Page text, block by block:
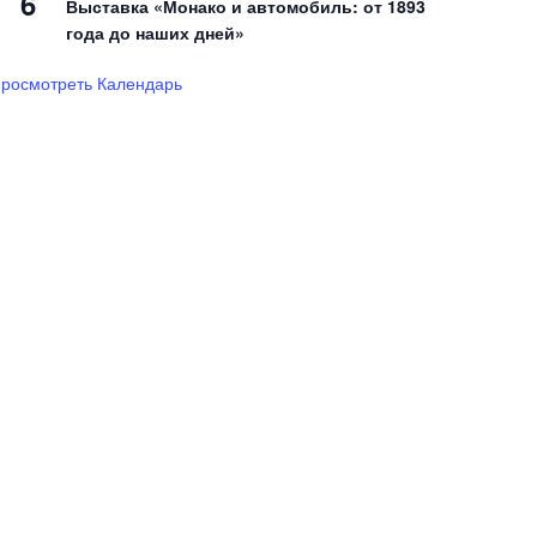
Выставка «Монако и автомобиль: от 1893
года до наших дней»
Календарь